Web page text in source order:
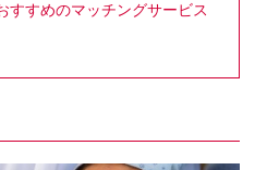
すすめのマッチングサービス